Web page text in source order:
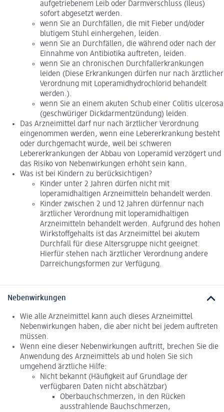
aufgetriebenem Leib oder Darmverschluss (Ileus)
sofort abgesetzt werden.
wenn Sie an Durchfällen, die mit Fieber und/oder
blutigem Stuhl einhergehen, leiden.
wenn Sie an Durchfällen, die während oder nach der
Einnahme von Antibiotika auftreten, leiden.
wenn Sie an chronischen Durchfallerkrankungen
leiden (Diese Erkrankungen dürfen nur nach ärztlicher
Verordnung mit Loperamidhydrochlorid behandelt
werden.).
wenn Sie an einem akuten Schub einer Colitis ulcerosa
(geschwüriger Dickdarmentzündung) leiden.
Das Arzneimittel darf nur nach ärztlicher Verordnung
eingenommen werden, wenn eine Lebererkrankung besteht
oder durchgemacht wurde, weil bei schweren
Lebererkrankungen der Abbau von Loperamid verzögert und
das Risiko von Nebenwirkungen erhöht sein kann.
Was ist bei Kindern zu berücksichtigen?
Kinder unter 2 Jahren dürfen nicht mit
loperamidhaltigen Arzneimitteln behandelt werden.
Kinder zwischen 2 und 12 Jahren dürfennur nach
ärztlicher Verordnung mit loperamidhaltigen
Arzneimitteln behandelt werden. Aufgrund des hohen
Wirkstoffgehalts ist das Arzneimittel bei akutem
Durchfall für diese Altersgruppe nicht geeignet.
Hierfür stehen nach ärztlicher Verordnung andere
Darreichungsformen zur Verfügung.
Nebenwirkungen
Wie alle Arzneimittel kann auch dieses Arzneimittel
Nebenwirkungen haben, die aber nicht bei jedem auftreten
müssen.
Wenn eine dieser Nebenwirkungen auftritt, brechen Sie die
Anwendung des Arzneimittels ab und holen Sie sich
umgehend ärztliche Hilfe:
Nicht bekannt (Häufigkeit auf Grundlage der
verfügbaren Daten nicht abschätzbar)
Oberbauchschmerzen, in den Rücken
ausstrahlende Bauchschmerzen,